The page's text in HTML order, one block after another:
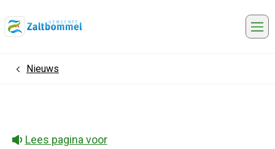
HomeNieuws
Lees pagina voor